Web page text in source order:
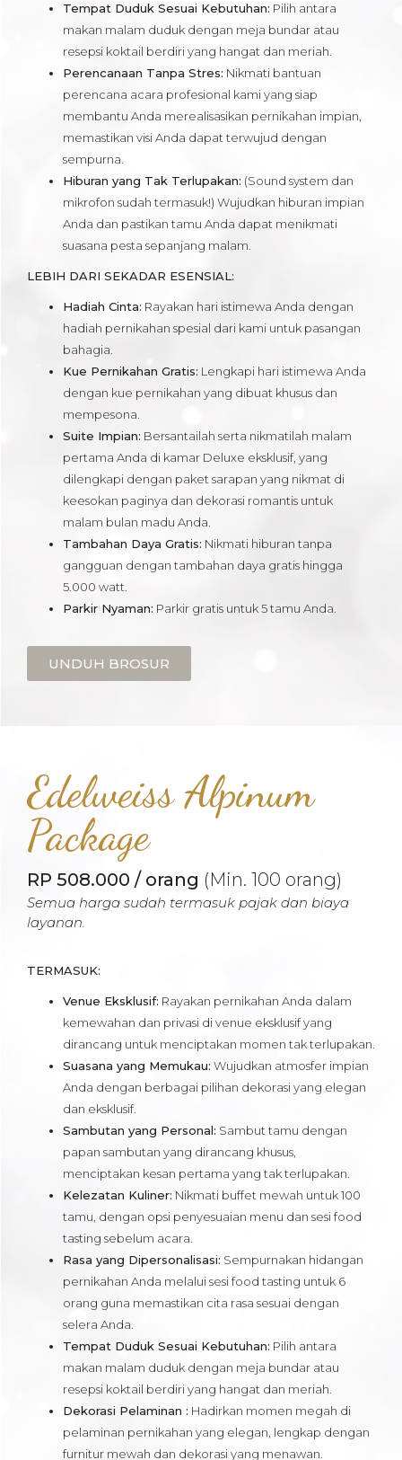
Tempat Duduk Sesuai Kebutuhan: Pilih antara
makan malam duduk dengan meja bundar atau
resepsi koktail berdiri yang hangat dan meriah.
Perencanaan Tanpa Stres: Nikmati bantuan
perencana acara profesional kami yang siap
membantu Anda merealisasikan pernikahan impian,
memastikan visi Anda dapat terwujud dengan
sempurna.
Hiburan yang Tak Terlupakan: (Sound system dan
mikrofon sudah termasuk!) Wujudkan hiburan impian
Anda dan pastikan tamu Anda dapat menikmati
suasana pesta sepanjang malam.
LEBIH DARI SEKADAR ESENSIAL:
Hadiah Cinta: Rayakan hari istimewa Anda dengan
hadiah pernikahan spesial dari kami untuk pasangan
bahagia.
Kue Pernikahan Gratis: Lengkapi hari istimewa Anda
dengan kue pernikahan yang dibuat khusus dan
mempesona.
Suite Impian: Bersantailah serta nikmatilah malam
pertama Anda di kamar Deluxe eksklusif, yang
dilengkapi dengan paket sarapan yang nikmat di
keesokan paginya dan dekorasi romantis untuk
malam bulan madu Anda.
Tambahan Daya Gratis: Nikmati hiburan tanpa
gangguan dengan tambahan daya gratis hingga
5.000 watt.
Parkir Nyaman: Parkir gratis untuk 5 tamu Anda.
UNDUH BROSUR
Edelweiss Alpinum
Package
RP 508.000 / orang (Min. 100 orang)
Semua harga sudah termasuk pajak dan biaya
layanan.
TERMASUK:
Venue Eksklusif: Rayakan pernikahan Anda dalam
kemewahan dan privasi di venue eksklusif yang
dirancang untuk menciptakan momen tak terlupakan.
Suasana yang Memukau: Wujudkan atmosfer impian
Anda dengan berbagai pilihan dekorasi yang elegan
dan eksklusif.
Sambutan yang Personal: Sambut tamu dengan
papan sambutan yang dirancang khusus,
menciptakan kesan pertama yang tak terlupakan.
Kelezatan Kuliner: Nikmati buffet mewah untuk 100
tamu, dengan opsi penyesuaian menu dan sesi food
tasting sebelum acara.
Rasa yang Dipersonalisasi: Sempurnakan hidangan
pernikahan Anda melalui sesi food tasting untuk 6
orang guna memastikan cita rasa sesuai dengan
selera Anda.
Tempat Duduk Sesuai Kebutuhan: Pilih antara
makan malam duduk dengan meja bundar atau
resepsi koktail berdiri yang hangat dan meriah.
Dekorasi Pelaminan : Hadirkan momen megah di
pelaminan pernikahan yang elegan, lengkap dengan
furnitur mewah dan dekorasi yang menawan.